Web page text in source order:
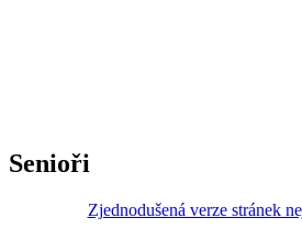
Senioři
Zjednodušená verze stránek